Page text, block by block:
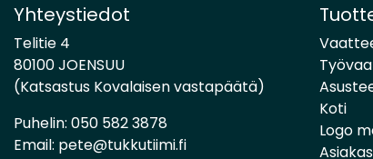
Yhteystiedot
Telitie 4
80100 JOENSUU
(Katsastus Kovalaisen vastapäätä)
Puhelin: 050 582 3878
Email: pete@tukkutiimi.fi
Koti
Logo